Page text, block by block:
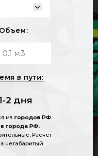
Объем:
в пути:
2 дня
из городов РФ
города РФ.
Расчет
негабаритый